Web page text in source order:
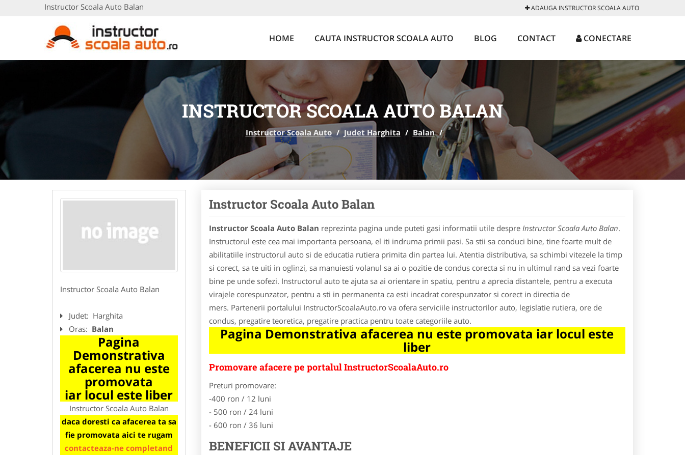
Instructor Scoala Auto Balan ADAUGA INSTRUCTOR SCOALA AUTO
HOME CAUTA INSTRUCTOR SCOALA AUTO BLOG CONTACT CONECTARE
INSTRUCTOR SCOALA AUTO BALAN
Instructor Scoala Auto / Judet Harghita / Balan /
Instructor Scoala Auto Balan
Judet: Harghita
Oras: Balan
Pagina
Demonstrativa
afacerea nu este
promovata
iar locul este liber
Instructor Scoala Auto Balan
daca doresti ca afacerea ta sa
fie promovata aici te rugam
contacteaza-ne completand
Instructor Scoala Auto Balan
Instructor Scoala Auto Balan reprezinta pagina unde puteti gasi informatii utile despre Instructor Scoala Auto Balan.
Instructorul este cea mai importanta persoana, el iti indruma primii pasi. Sa stii sa conduci bine, tine foarte mult de
abilitatiile instructorul auto si de educatia rutiera primita din partea lui. Atentia distributiva, sa schimbi vitezele la timp
si corect, sa te uiti in oglinzi, sa manuiesti volanul sa ai o pozitie de condus corecta si nu in ultimul rand sa vezi foarte
bine pe unde sofezi. Instructorul auto te ajuta sa ai orientare in spatiu, pentru a aprecia distantele, pentru a executa
virajele corespunzator, pentru a sti in permanenta ca esti incadrat corespunzator si corect in directia de
mers. Partenerii portalului InstructorScoalaAuto.ro va ofera serviciile instructorilor auto, legislatie rutiera, ore de
condus, pregatire teoretica, pregatire practica pentru toate categoriile auto.
Pagina Demonstrativa afacerea nu este promovata iar locul este
liber
Promovare afacere pe portalul InstructorScoalaAuto.ro
Preturi promovare:
-400 ron / 12 luni
- 500 ron / 24 luni
- 600 ron / 36 luni
BENEFICII SI AVANTAJE